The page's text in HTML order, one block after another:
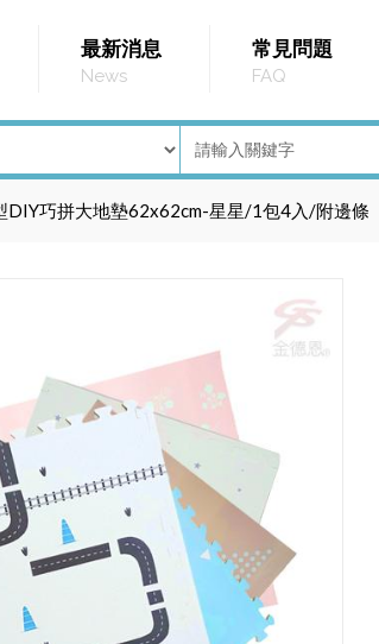
最新消息
News
常見問題
FAQ
DIY巧拼大地墊62x62cm-星星/1包4入/附邊條